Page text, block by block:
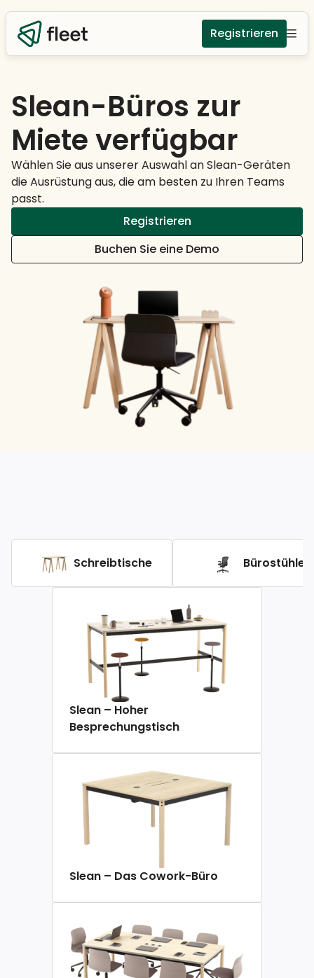
Registrieren
Slean-Büros zur
Miete verfügbar
Wählen Sie aus unserer Auswahl an Slean-Geräten
die Ausrüstung aus, die am besten zu Ihren Teams
passt.
Registrieren
Buchen Sie eine Demo
Schreibtische Bürostühle
Slean – Hoher
Besprechungstisch
Slean – Das Cowork-Büro